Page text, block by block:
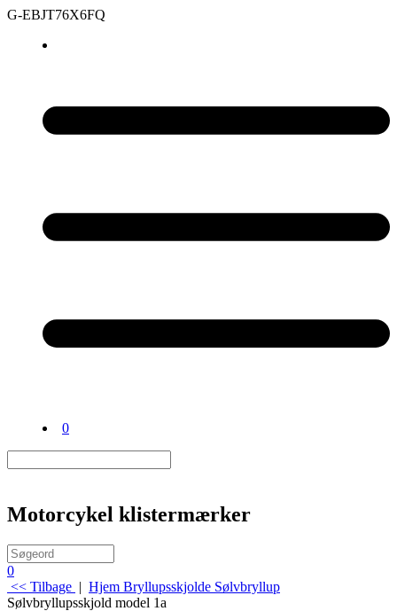
G-EBJT76X6FQ
0
Motorcykel klistermærker
0
<< Tilbage | Hjem Bryllupsskjolde Sølvbryllup
Sølvbryllupsskjold model 1a